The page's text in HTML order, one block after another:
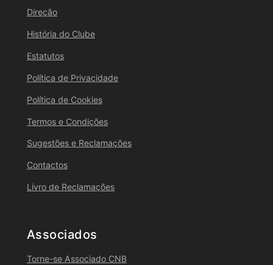
Direção
História do Clube
Estatutos
Política de Privacidade
Política de Cookies
Termos e Condições
Sugestões e Reclamações
Contactos
Livro de Reclamações
Associados
Torne-se Associado CNB